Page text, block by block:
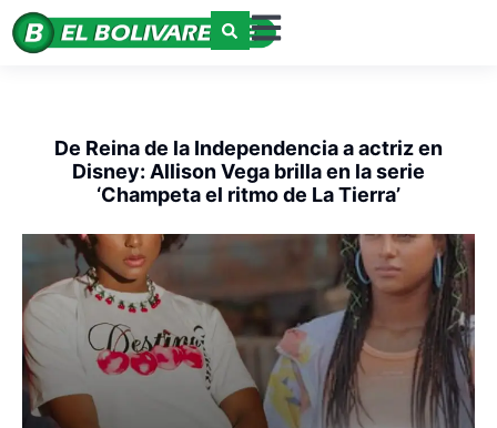
De Reina de la Independencia a actriz en
Disney: Allison Vega brilla en la serie
‘Champeta el ritmo de La Tierra’